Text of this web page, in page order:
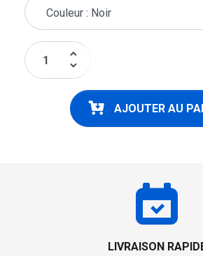
keyboard_arrow_up
keyboard_arrow_down
AJOUTER AU
LIVRAISON